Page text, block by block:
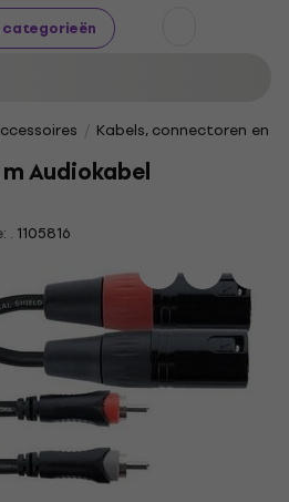
categorieën
Kabels, connectoren en
m Audiokabel
. 1105816